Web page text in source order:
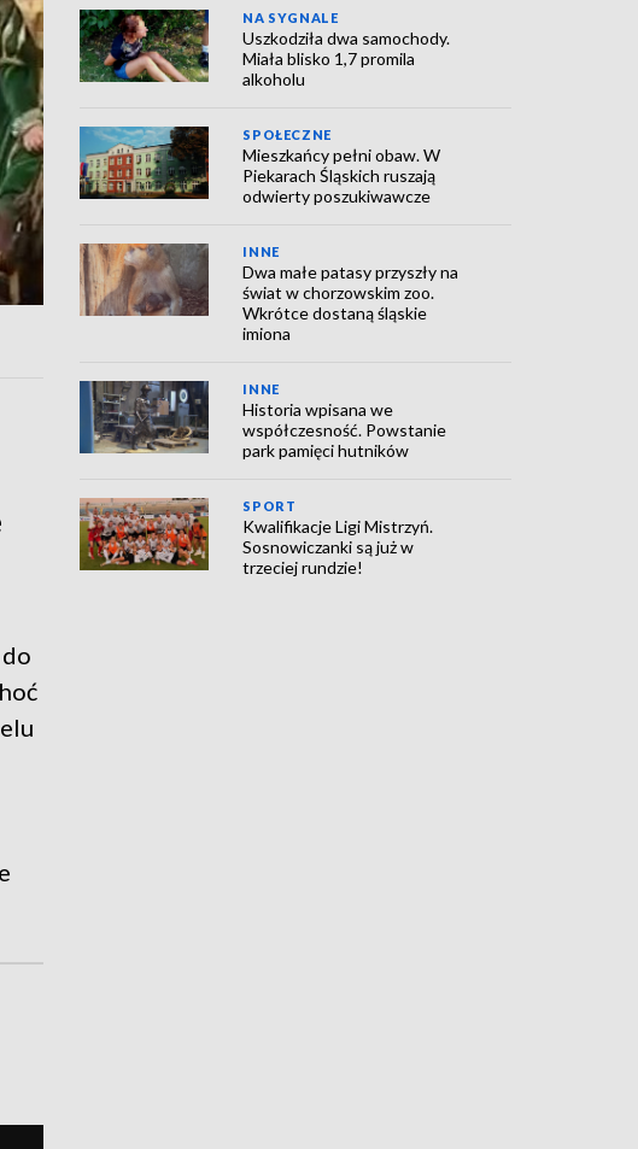
NA SYGNALE
Uszkodziła dwa samochody.
Miała blisko 1,7 promila
alkoholu
SPOŁECZNE
Mieszkańcy pełni obaw. W
Piekarach Śląskich ruszają
odwierty poszukiwawcze
INNE
Dwa małe patasy przyszły na
świat w chorzowskim zoo.
Wkrótce dostaną śląskie
imiona
INNE
Historia wpisana we
współczesność. Powstanie
park pamięci hutników
SPORT
Kwalifikacje Ligi Mistrzyń.
Sosnowiczanki są już w
trzeciej rundzie!